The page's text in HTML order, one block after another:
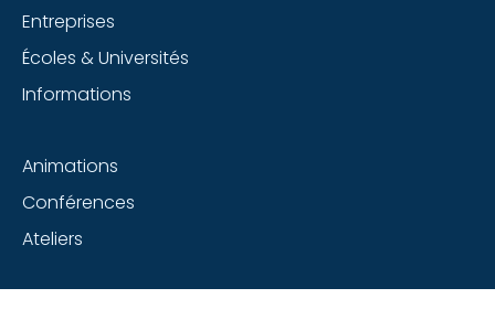
Entreprises
Écoles & Universités
Informations
Animations
Conférences
Ateliers